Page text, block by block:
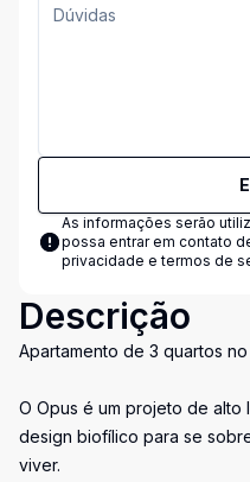
As informações serão
possa entrar em contato
privacidade e termos de
Descrição
Apartamento de 3 quartos
O Opus é um projeto de
design biofílico para se
viver.